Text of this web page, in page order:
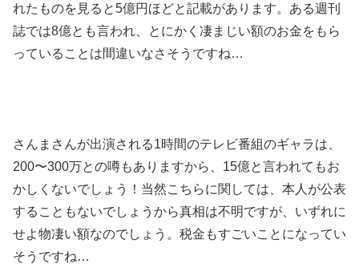
れたものを見ると5億円ほどと記載があります。ある週刊
誌では8億とも言われ、とにかく凄まじい額のお金をもら
っていることは間違いなさそうですね…
さんまさんが出演される1時間のテレビ番組のギャラは、
200〜300万との噂もありますから、15億と言われてもお
かしくないでしょう！ 当然こちらに関しては、本人が公表
することもないでしょうから真相は不明ですが、いずれに
せよ物凄い額なのでしょう。税金もすごいことになってい
そうですね…